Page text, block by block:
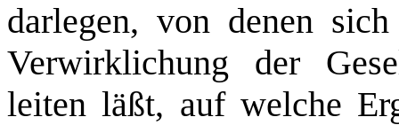
darlegen, von denen
Verwirklichung der
leiten läßt, auf welche